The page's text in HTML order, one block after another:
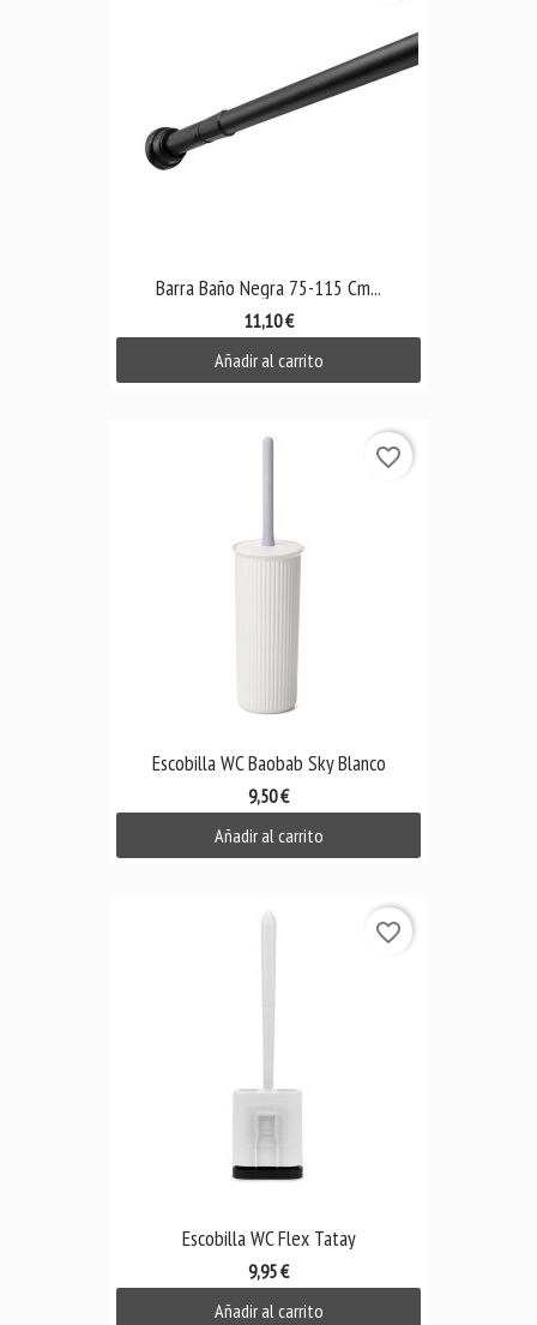
Barra Baño Negra 75-115 Cm...
11,10 €
Añadir al carrito
Escobilla WC Baobab Sky Blanco
9,50 €
Añadir al carrito
favorite_border
Escobilla WC Flex Tatay
9,95 €
Añadir al carrito
favorite_border